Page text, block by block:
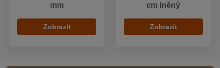
mm
Zobrazit
cm lněný
Zobrazit